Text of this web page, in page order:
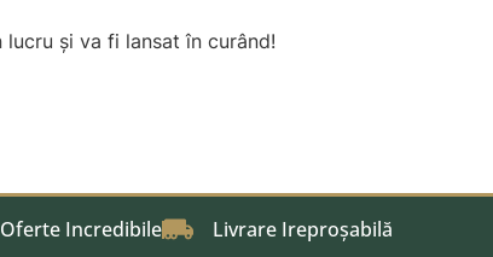
și va fi lansat în curând!
Oferte Incredibile Livrare Ireproșabilă